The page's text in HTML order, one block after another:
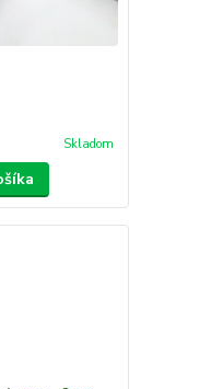
Skladom